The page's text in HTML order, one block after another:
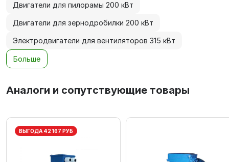
Двигатели для пилорамы 200 кВт
Двигатели для зернодробилки 200 кВт
Электродвигатели для вентиляторов 315 кВт
Больше
Аналоги и сопутствующие товары
ВЫГОДА 42 167 РУБ